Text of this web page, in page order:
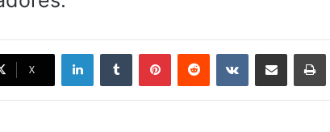
X
LinkedInTumblr PinterestReddit VKontakteCompartir por correo